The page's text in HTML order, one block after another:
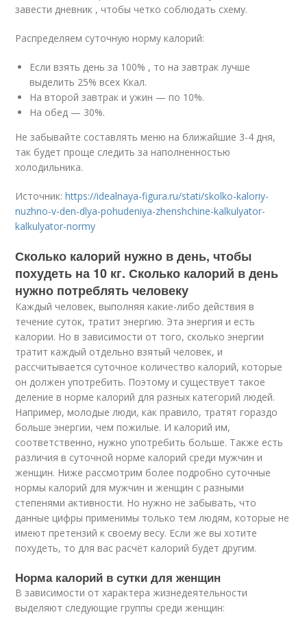
завести дневник , чтобы четко соблюдать схему.
Распределяем суточную норму калорий:
Если взять день за 100% , то на завтрак лучше
выделить 25% всех Ккал.
На второй завтрак и ужин — по 10%.
На обед — 30%.
Не забывайте составлять меню на ближайшие 3-4 дня,
так будет проще следить за наполненностью
холодильника.
Источник:https://idealnaya-figura.ru/stati/skolko-kaloriy-
nuzhno-v-den-dlya-pohudeniya-zhenshchine-kalkulyator-
kalkulyator-normy
Сколько калорий нужно в день, чтобы
похудеть на 10 кг. Сколько калорий в день
нужно потреблять человеку
Каждый человек, выполняя какие-либо действия в
течение суток, тратит энергию. Эта энергия и есть
калории. Но в зависимости от того, сколько энергии
тратит каждый отдельно взятый человек, и
рассчитывается суточное количество калорий, которые
он должен употребить. Поэтому и существует такое
деление в норме калорий для разных категорий людей.
Например, молодые люди, как правило, тратят гораздо
больше энергии, чем пожилые. И калорий им,
соответственно, нужно употребить больше. Также есть
различия в суточной норме калорий среди мужчин и
женщин. Ниже рассмотрим более подробно суточные
нормы калорий для мужчин и женщин с разными
степенями активности. Но нужно не забывать, что
данные цифры применимы только тем людям, которые не
имеют претензий к своему весу. Если же вы хотите
похудеть, то для вас расчёт калорий будет другим.
Норма калорий в сутки для женщин
В зависимости от характера жизнедеятельности
выделяют следующие группы среди женщин: